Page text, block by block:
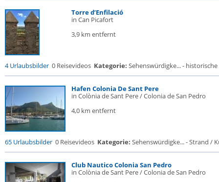
Torre d’Enfilació
in Can Picafort
3,9 km entfernt
4 Urlaubsbilder 0 Reisevideos Kategorie: Sehenswürdigke... - historische
Hafen Colonia De Sant Pere
in Colònia de Sant Pere / Colonia de San Pedro
4,0 km entfernt
65 Urlaubsbilder 0 Reisevideos Kategorie: Sehenswürdigke... - Strand /
Club Nautico Colonia San Pedro
in Colònia de Sant Pere / Colonia de San Pedro